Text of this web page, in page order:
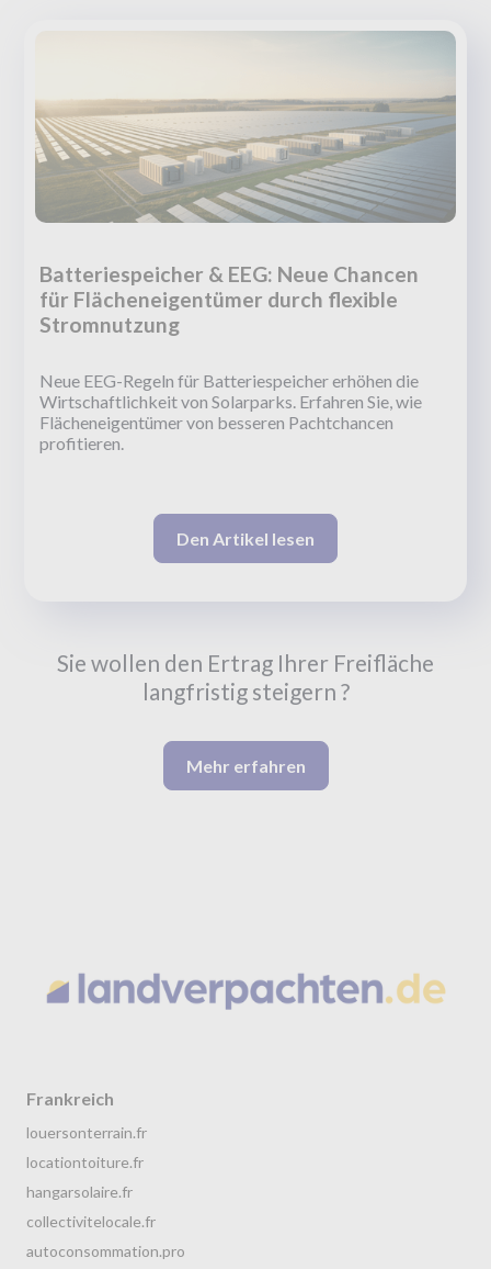
Batteriespeicher & EEG: Neue Chancen
für Flächeneigentümer durch flexible
Stromnutzung
Neue EEG-Regeln für Batteriespeicher erhöhen die
Wirtschaftlichkeit von Solarparks. Erfahren Sie, wie
Flächeneigentümer von besseren Pachtchancen
profitieren.
Den Artikel lesen
Sie wollen den Ertrag Ihrer Freifläche
langfristig steigern ?
Mehr erfahren
Frankreich
louersonterrain.fr
locationtoiture.fr
hangarsolaire.fr
collectivitelocale.fr
autoconsommation.pro